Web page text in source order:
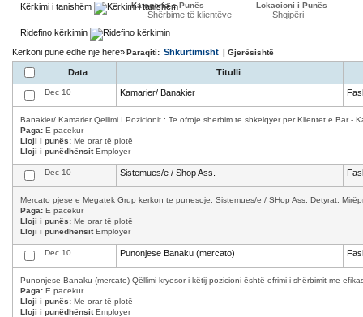
Kërkimi i tanishëm
Kategoria e Punës
Shërbime të klientëve
Lokacioni i Punës
Shqipëri
Ridefino kërkimin
Kërkoni punë edhe një herë»Paraqiti: Shkurtimisht | Gjerësishtë
Data Titulli
Dec 10 Kamarier/ Banakier
Banakier/ Kamarier Qellimi I Pozicionit : Te ofroje sherbim te shkelqyer per Klientet e Bar -
Paga: E pacekur
Lloji i punës: Me orar të plotë
Lloji i punëdhënsitEmployer
Dec 10 Sistemues/e / Shop Ass.
Mercato pjese e Megatek Grup kerkon te punesoje: Sistemues/e / SHop Ass. Detyrat:
Paga: E pacekur
Lloji i punës: Me orar të plotë
Lloji i punëdhënsitEmployer
Dec 10 Punonjese Banaku (mercato)
Punonjese Banaku (mercato) Qëllimi kryesor i këtij pozicioni është ofrimi i shërbimit me
Paga: E pacekur
Lloji i punës: Me orar të plotë
Lloji i punëdhënsitEmployer